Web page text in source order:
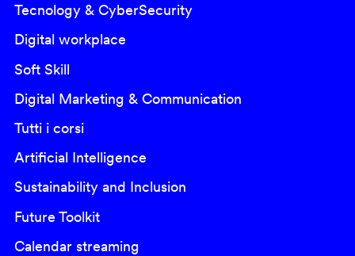
Tecnology & CyberSecurity
Digital workplace
Soft Skill
Digital Marketing & Communication
Tutti i corsi
Artificial Intelligence
Sustainability and Inclusion
Future Toolkit
Calendar streaming